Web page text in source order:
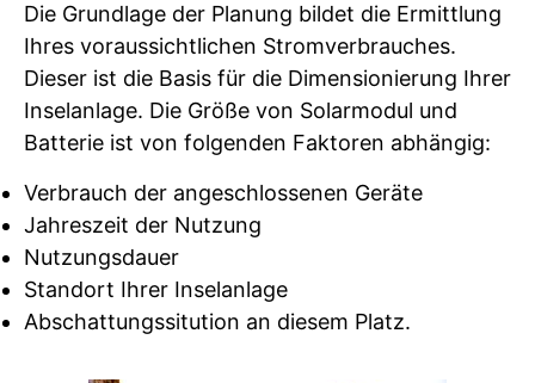
Die Grundlage der Planung bildet die Ermittlung
Ihres voraussichtlichen Stromverbrauches.
Dieser ist die Basis für die Dimensionierung Ihrer
Inselanlage. Die Größe von Solarmodul und
Batterie ist von folgenden Faktoren abhängig:
Verbrauch der angeschlossenen Geräte
Jahreszeit der Nutzung
Nutzungsdauer
Standort Ihrer Inselanlage
Abschattungssitution an diesem Platz.